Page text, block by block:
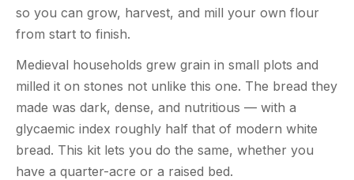
so you can grow, harvest, and mill your own flour
from start to finish.
Medieval households grew grain in small plots and
milled it on stones not unlike this one. The bread they
made was dark, dense, and nutritious — with a
glycaemic index roughly half that of modern white
bread. This kit lets you do the same, whether you
have a quarter-acre or a raised bed.